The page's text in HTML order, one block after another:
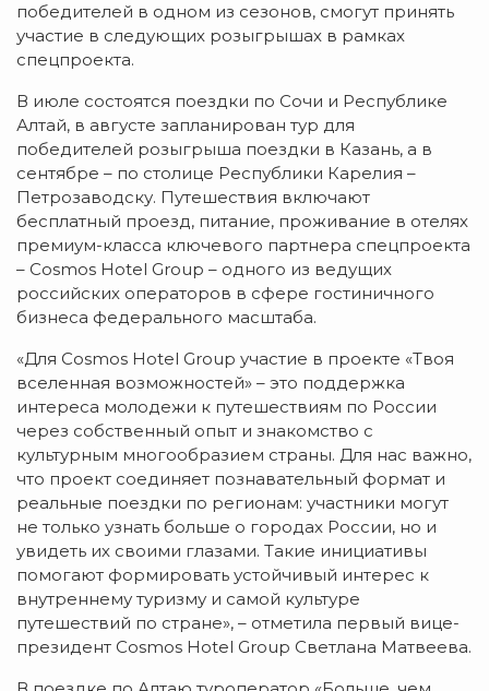
победителей в одном из сезонов, смогут принять
участие в следующих розыгрышах в рамках
спецпроекта.
В июле состоятся поездки по Сочи и Республике
Алтай, в августе запланирован тур для
победителей розыгрыша поездки в Казань, а в
сентябре – по столице Республики Карелия –
Петрозаводску. Путешествия включают
бесплатный проезд, питание, проживание в отелях
премиум-класса ключевого партнера спецпроекта
– Cosmos Hotel Group – одного из ведущих
российских операторов в сфере гостиничного
бизнеса федерального масштаба.
«Для Cosmos Hotel Group участие в проекте «Твоя
вселенная возможностей» – это поддержка
интереса молодежи к путешествиям по России
через собственный опыт и знакомство с
культурным многообразием страны. Для нас важно,
что проект соединяет познавательный формат и
реальные поездки по регионам: участники могут
не только узнать больше о городах России, но и
увидеть их своими глазами. Такие инициативы
помогают формировать устойчивый интерес к
внутреннему туризму и самой культуре
путешествий по стране», – отметила первый вице-
президент Cosmos Hotel Group Светлана Матвеева.